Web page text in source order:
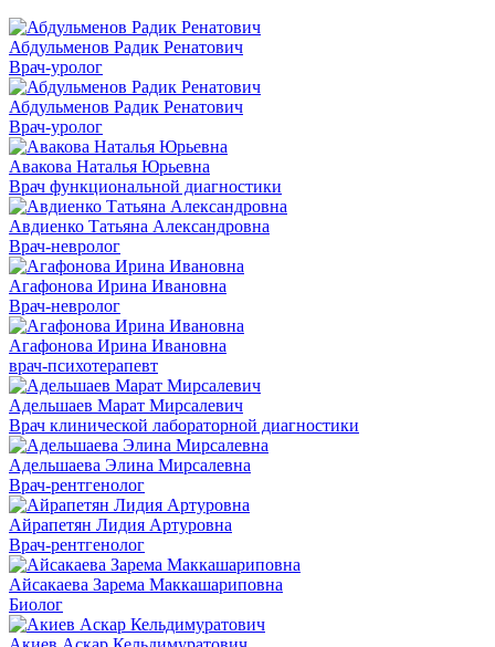
Абдульменов Радик Ренатович
Врач-уролог
Абдульменов Радик Ренатович
Врач-уролог
Авакова Наталья Юрьевна
Врач функциональной диагностики
Авдиенко Татьяна Александровна
Врач-невролог
Агафонова Ирина Ивановна
Врач-невролог
Агафонова Ирина Ивановна
врач-психотерапевт
Адельшаев Марат Мирсалевич
Врач клинической лабораторной диагностики
Адельшаева Элина Мирсалевна
Врач-рентгенолог
Айрапетян Лидия Артуровна
Врач-рентгенолог
Айсакаева Зарема Маккашариповна
Биолог